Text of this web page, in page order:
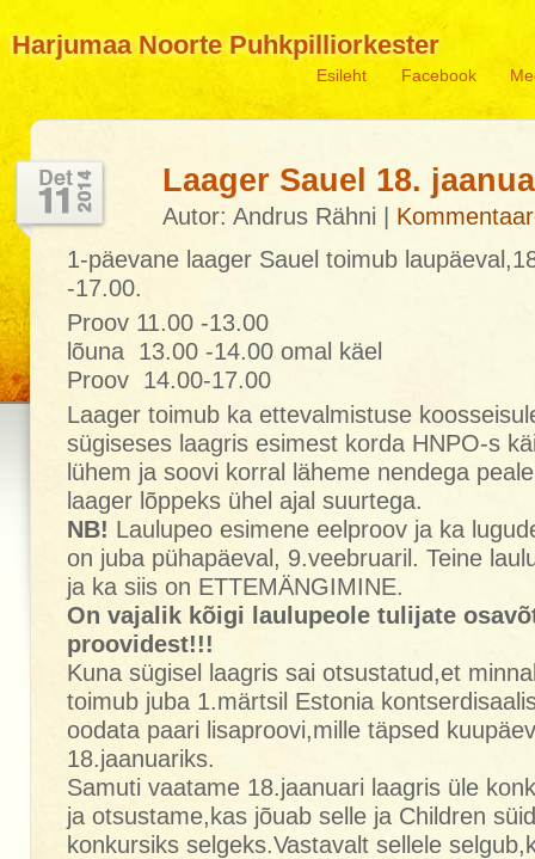
Harjumaa Noorte Puhkpilliorkester
Facebook
Esileht
Laager Sauel 18.
Autor: Andrus Rähni |
1-päevane laager Sauel toimub
-17.00.
Proov 11.00 -13.00
lõuna 13.00 -14.00 omal käel
Proov 14.00-17.00
Laager toimub ka ettevalmistuse
sügiseses laagris esimest korda HNPO-s
lühem ja soovi korral läheme nendega
laager lõppeks ühel ajal suurtega.
NB! Laulupeo esimene eelproov ja ka
on juba pühapäeval, 9.veebruaril. Teine
ja ka siis on ETTEMÄNGIMINE.
On vajalik kõigi laulupeole tulijate
proovidest!!!
Kuna sügisel laagris sai otsustatud,et
toimub juba 1.märtsil Estonia
oodata paari lisaproovi,mille täpsed
18.jaanuariks.
Samuti vaatame 18.jaanuari laagris üle
ja otsustame,kas jõuab selle ja Children
konkursiks selgeks.Vastavalt sellele